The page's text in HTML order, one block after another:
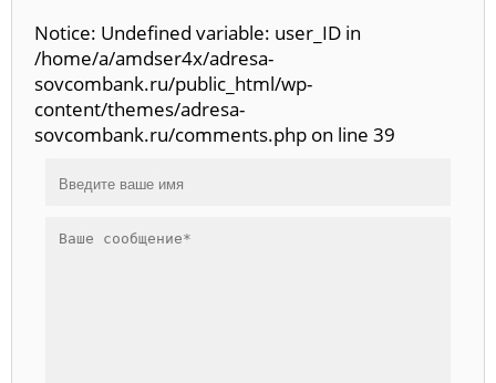
Notice: Undefined variable: user_ID in
/home/a/amdser4x/adresa-
sovcombank.ru/public_html/wp-
content/themes/adresa-
sovcombank.ru/comments.php on line 39